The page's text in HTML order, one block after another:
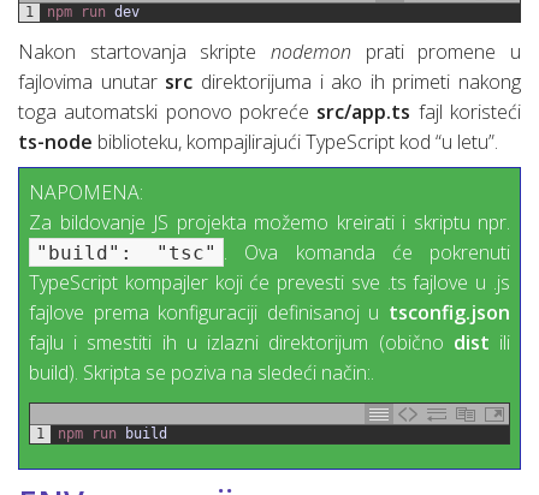
1 npm run dev
Nakon startovanja skripte nodemon prati promene u
fajlovima unutar src direktorijuma i ako ih primeti nakong
toga automatski ponovo pokreće src/app.ts fajl koristeći
ts-node biblioteku, kompajlirajući TypeScript kod “u letu”.
NAPOMENA:
Za bildovanje JS projekta možemo kreirati i skriptu npr.
"build": "tsc" . Ova komanda će pokrenuti
TypeScript kompajler koji će prevesti sve .ts fajlove u .js
fajlove prema konfiguraciji definisanoj u tsconfig.json
fajlu i smestiti ih u izlazni direktorijum (obično dist ili
build). Skripta se poziva na sledeći način:.
1 npm run build